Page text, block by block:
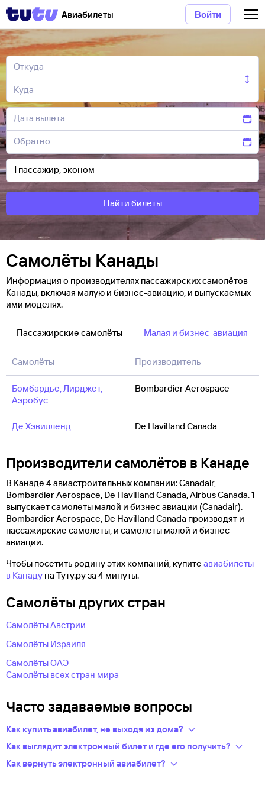
Авиабилеты Войти
Найти билеты
Самолёты Канады
Информация о производителях пассажирских самолётов
Канады, включая малую и бизнес-авиацию, и выпускаемых
ими моделях.
Пассажирские самолёты Малая и бизнес-авиация
Самолёты Производитель
Бомбардье, Лирджет,
Аэробус
Bombardier Aerospace
Де Хэвилленд De Havilland Canada
Производители самолётов в Канаде
В Канаде 4 авиастроительных компании: Canadair,
Bombardier Aerospace, De Havilland Canada, Airbus Canada. 1
выпускает самолеты малой и бизнес авиации (Canadair).
Bombardier Aerospace, De Havilland Canada производят и
пассажирские самолеты, и самолеты малой и бизнес
авиации.
Чтобы посетить родину этих компаний, купите авиабилеты
в Канаду на Туту.ру за 4 минуты.
Самолëты других стран
Самолёты Австрии
Самолёты Израиля
Самолёты ОАЭ
Самолёты всех стран мира
Часто задаваемые вопросы
Как купить авиабилет, не выходя из дома?
Укажите в нужных полях маршрут, дату поездки и число
из предложений сотен авиакомпаний.
Как выглядит электронный билет и где его получить?
После оплаты на сайте, в базе данных авиакомпании
Как вернуть электронный авиабилет?